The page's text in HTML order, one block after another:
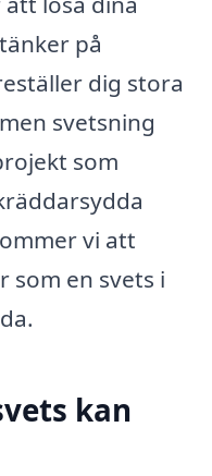
på
dig stora
svetsning
som
vi att
som en svets i
kan